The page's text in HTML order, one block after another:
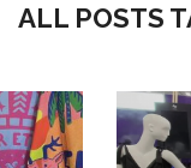
ALL POSTS